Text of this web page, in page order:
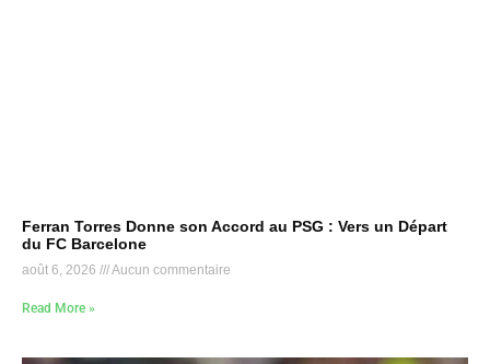
Ferran Torres Donne son Accord au PSG : Vers un Départ
du FC Barcelone
août 6, 2026 Aucun commentaire
Read More »